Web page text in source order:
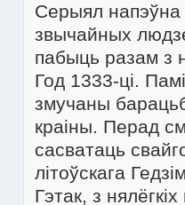
Серыял напэўна
звычайных
пабыць разам з
Год 1333-ці.
змучаны
краіны. Перад
сасватаць
літоўскага
Гэтак, з